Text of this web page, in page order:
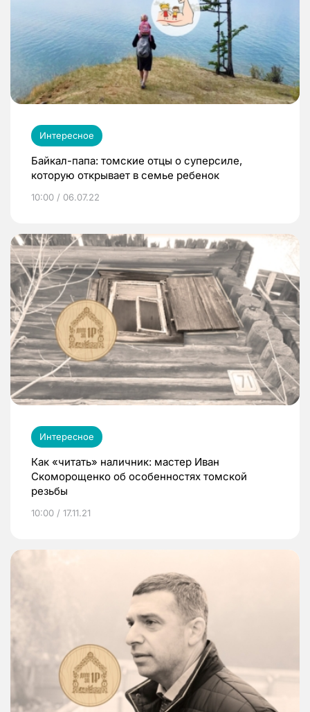
Интересное
Байкал-папа: томские отцы о суперсиле,
которую открывает в семье ребенок
10:00 / 06.07.22
Интересное
Как «читать» наличник: мастер Иван
Скоморощенко об особенностях томской
резьбы
10:00 / 17.11.21